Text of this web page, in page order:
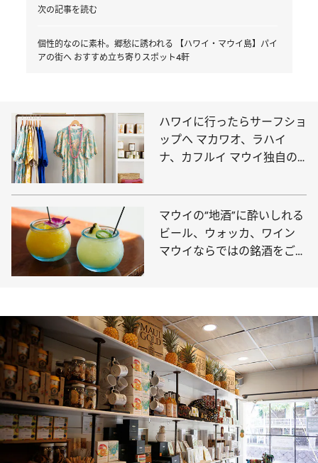
次の記事を読む
個性的なのに素朴。郷愁に誘われる 【ハワイ・マウイ島】パイ
アの街へ おすすめ立ち寄りスポット4軒
ハワイに行ったらサーフショ
ップへ マカワオ、ラハイ
ナ、カフルイ マウイ独自の
マウイの“地酒”に酔いしれる
ビール、ウォッカ、ワイン
マウイならではの銘酒をご紹